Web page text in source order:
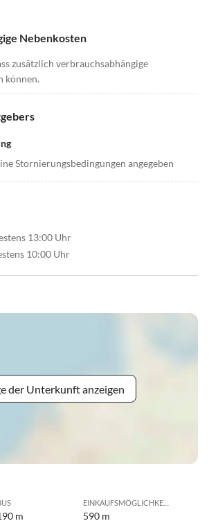
Nebenkosten
zusätzlich verbrauchsabhängige
können.
Stornierungsbedingungen angegeben
13:00 Uhr
10:00 Uhr
der Unterkunft anzeigen
m
EINKAUFSMÖGLICHKEIT
590 m